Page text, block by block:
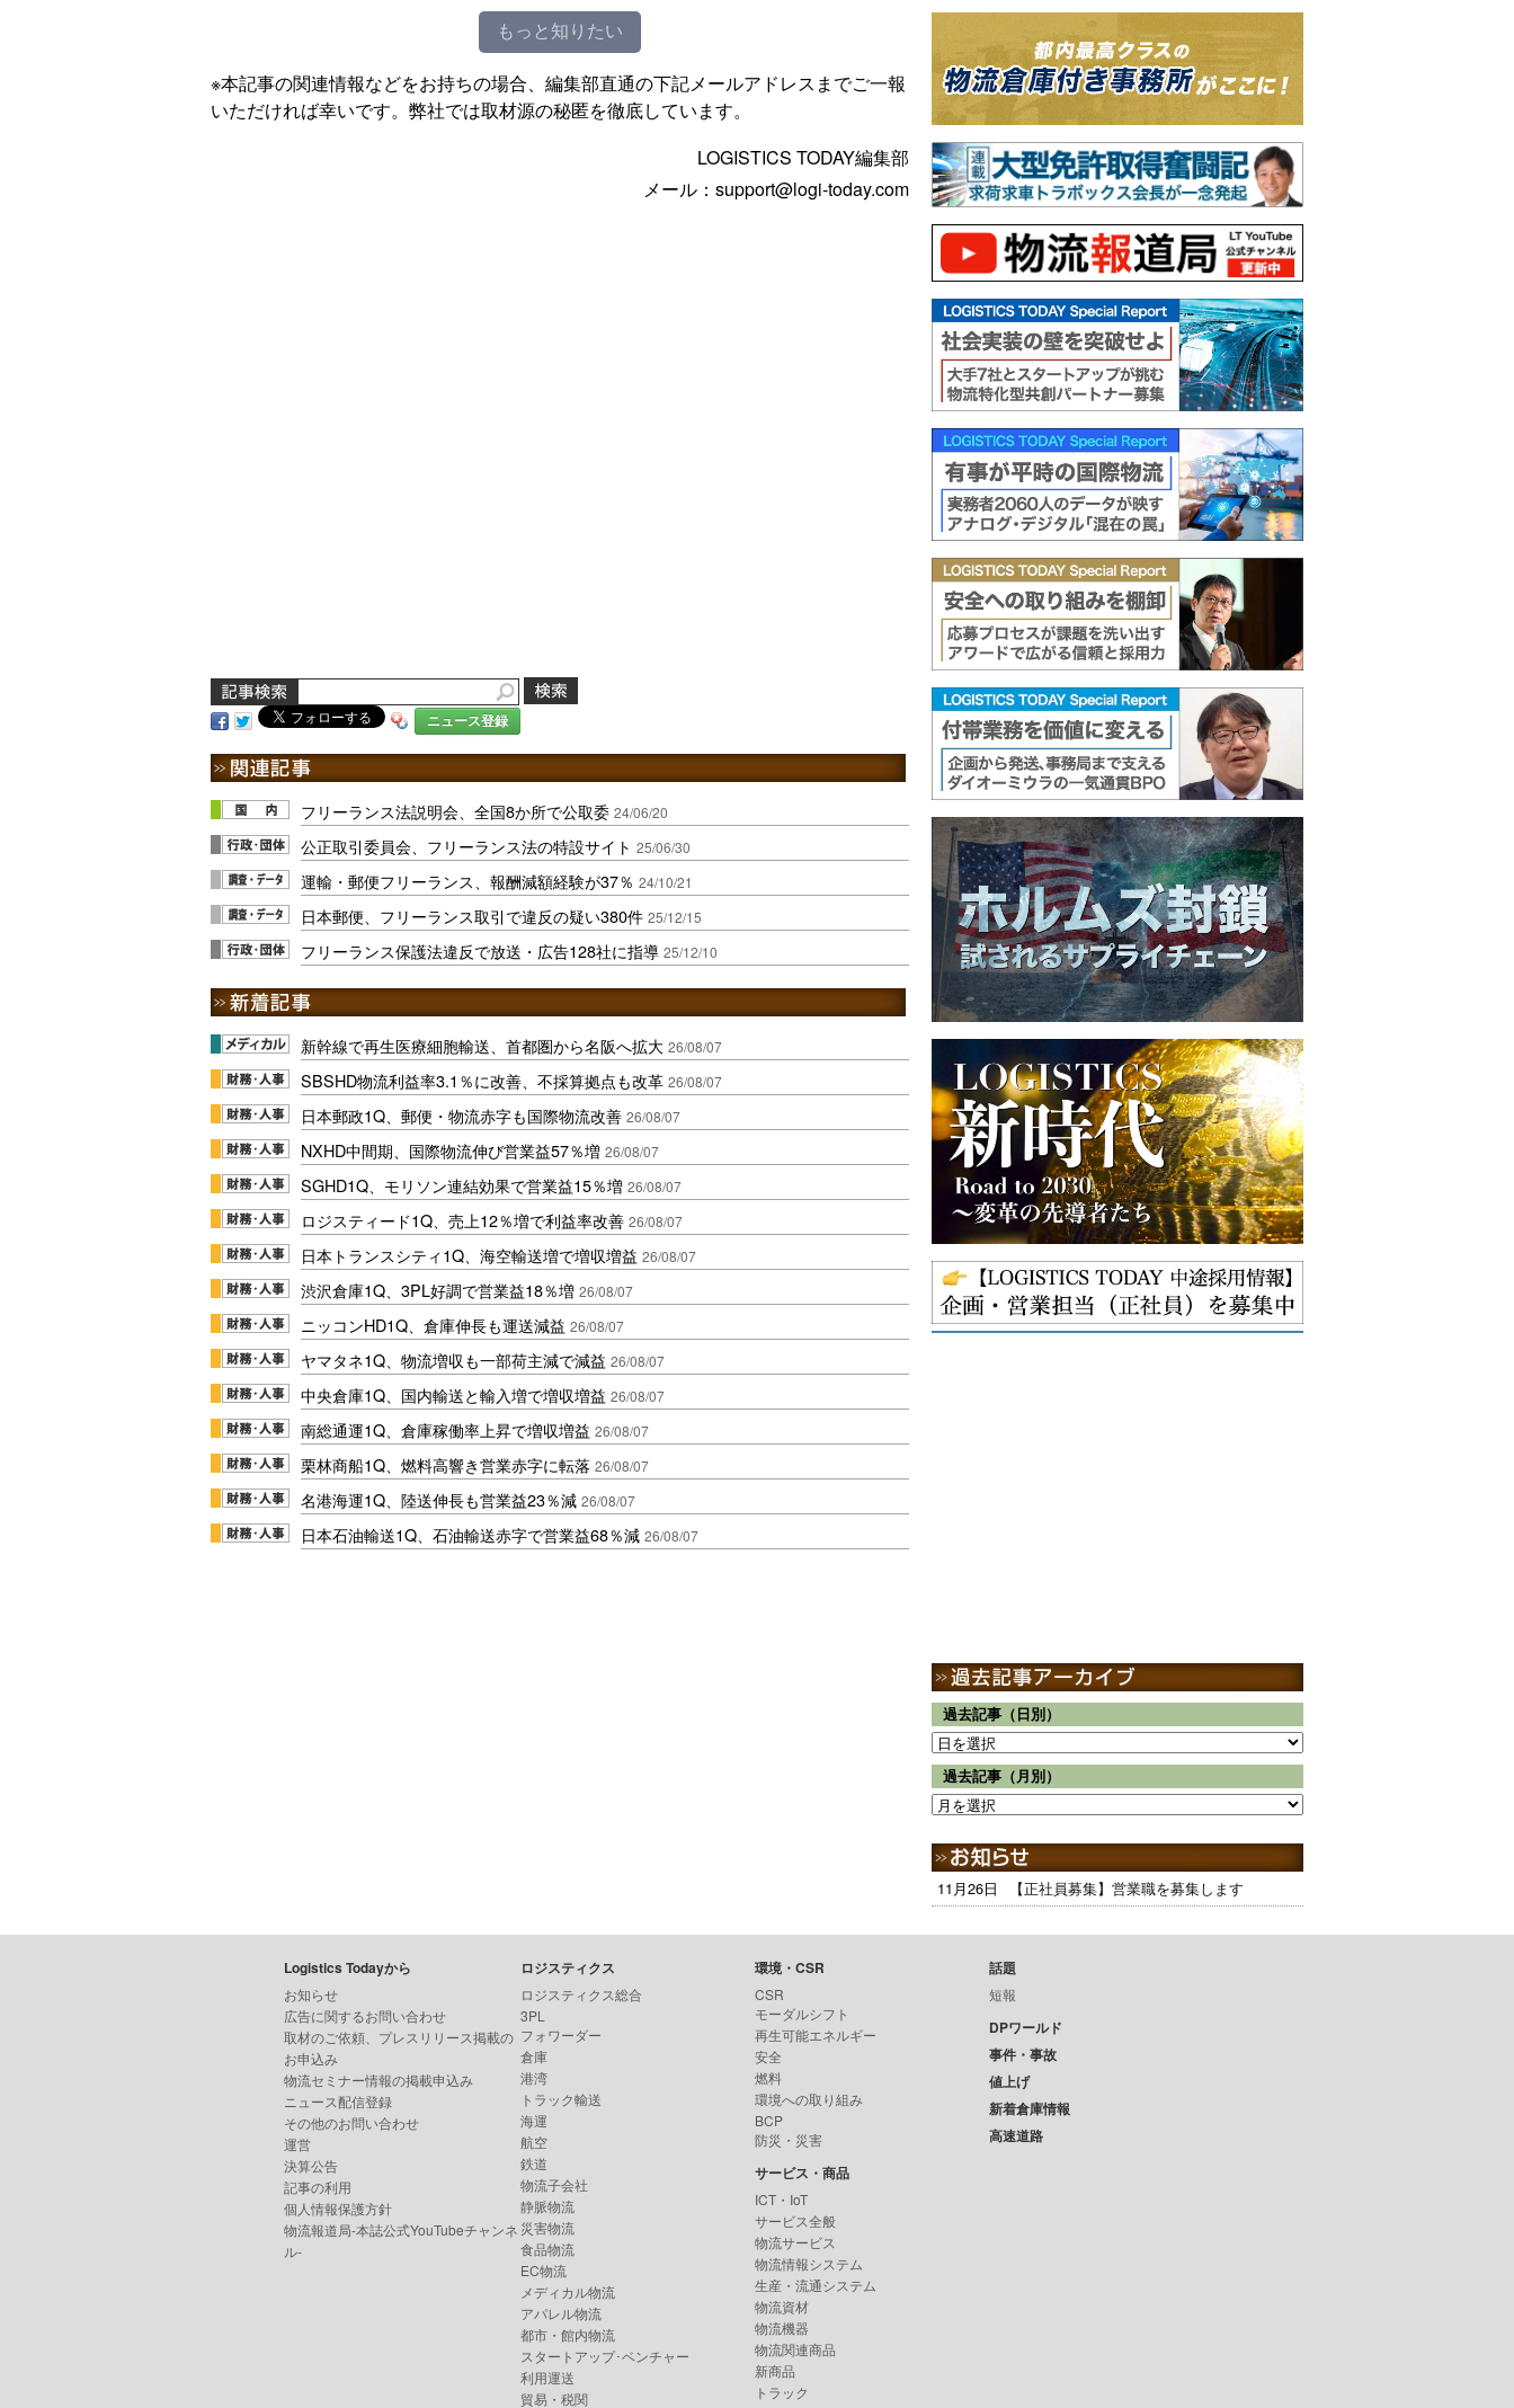
もっと知りたい
※本記事の関連情報などをお持ちの場合、編集部直通の下記メールアドレスまでご一報
いただければ幸いです。弊社では取材源の秘匿を徹底しています。
LOGISTICS TODAY編集部
メール：support@logi-today.com
ニュース登録
フリーランス法説明会、全国8か所で公取委 24/06/20
公正取引委員会、フリーランス法の特設サイト 25/06/30
運輸・郵便フリーランス、報酬減額経験が37％ 24/10/21
日本郵便、フリーランス取引で違反の疑い380件 25/12/15
フリーランス保護法違反で放送・広告128社に指導 25/12/10
新幹線で再生医療細胞輸送、首都圏から名阪へ拡大 26/08/07
SBSHD物流利益率3.1％に改善、不採算拠点も改革 26/08/07
日本郵政1Q、郵便・物流赤字も国際物流改善 26/08/07
NXHD中間期、国際物流伸び営業益57％増 26/08/07
SGHD1Q、モリソン連結効果で営業益15％増 26/08/07
ロジスティード1Q、売上12％増で利益率改善 26/08/07
日本トランスシティ1Q、海空輸送増で増収増益 26/08/07
渋沢倉庫1Q、3PL好調で営業益18％増 26/08/07
ニッコンHD1Q、倉庫伸長も運送減益 26/08/07
ヤマタネ1Q、物流増収も一部荷主減で減益 26/08/07
中央倉庫1Q、国内輸送と輸入増で増収増益 26/08/07
南総通運1Q、倉庫稼働率上昇で増収増益 26/08/07
栗林商船1Q、燃料高響き営業赤字に転落 26/08/07
名港海運1Q、陸送伸長も営業益23％減 26/08/07
日本石油輸送1Q、石油輸送赤字で営業益68％減 26/08/07
過去記事（日別）
過去記事（月別）
11月26日 【正社員募集】営業職を募集します
Logistics Todayから
お知らせ
広告に関するお問い合わせ
取材のご依頼、プレスリリース掲載の
お申込み
物流セミナー情報の掲載申込み
ニュース配信登録
その他のお問い合わせ
運営
決算公告
記事の利用
個人情報保護方針
物流報道局-本誌公式YouTubeチャンネ
ル-
ロジスティクス
ロジスティクス総合
3PL
フォワーダー
倉庫
港湾
トラック輸送
海運
航空
鉄道
物流子会社
静脈物流
災害物流
食品物流
EC物流
メディカル物流
アパレル物流
都市・館内物流
スタートアップ･ベンチャー
利用運送
貿易・税関
環境・CSR
CSR
モーダルシフト
再生可能エネルギー
安全
燃料
環境への取り組み
BCP
防災・災害
サービス・商品
ICT・IoT
サービス全般
物流サービス
物流情報システム
生産・流通システム
物流資材
物流機器
物流関連商品
新商品
トラック
話題
短報
DPワールド
事件・事故
値上げ
新着倉庫情報
高速道路